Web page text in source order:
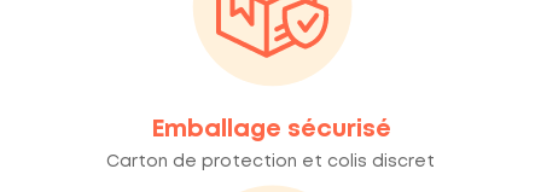
Emballage sécurisé
Carton de protection et colis discret